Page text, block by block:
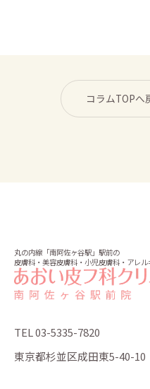
コラムTOPへ
丸の内線「南阿佐ヶ谷駅」駅前の
皮膚科・美容皮膚科・小児皮膚科・アレル
TEL 03-5335-7820
東京都杉並区成田東5-40-